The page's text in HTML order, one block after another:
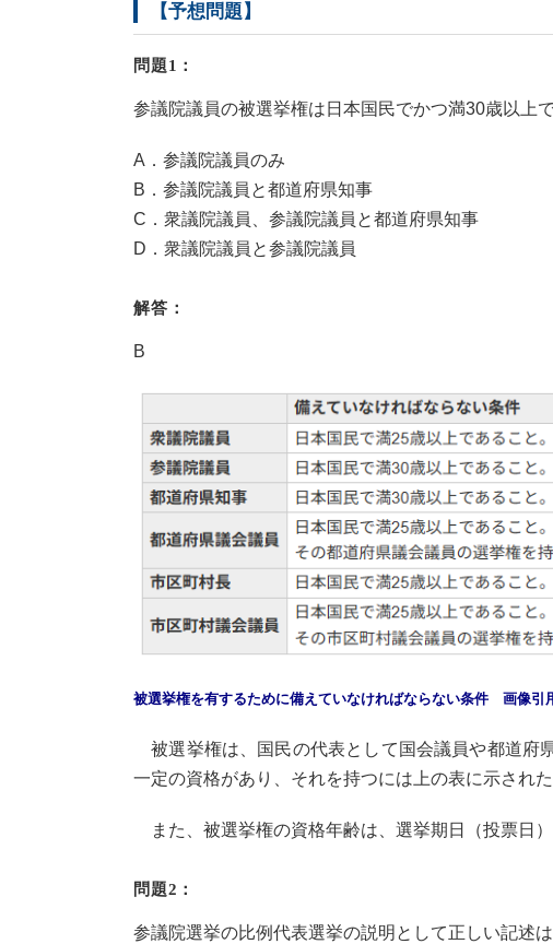
【予想問題】
問題1：
参議院議員の被選挙権は日本国民でかつ満30歳以上
A．参議院議員のみ
B．参議院議員と都道府県知事
C．衆議院議員、参議院議員と都道府県知事
D．衆議院議員と参議院議員
解答：
B
被選挙権を有するために備えていなければならない条件 画像引
被選挙権は、国民の代表として国会議員や都道府
一定の資格があり、それを持つには上の表に示され
また、被選挙権の資格年齢は、選挙期日（投票日
問題2：
参議院選挙の比例代表選挙の説明として正しい記述